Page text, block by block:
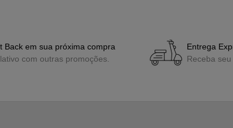
Back em sua próxima compra
com outras promoções.
Entrega
Receba